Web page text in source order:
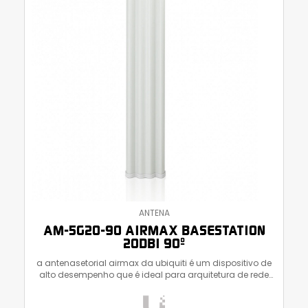
ANTENA
AM-5G20-90 AIRMAX BASESTATION
20DBI 90º
a antenasetorial airmax da ubiquiti é um dispositivo de
alto desempenho que é ideal para arquitetura de rede
antena setorial airmax 5g20-90 permite alcançar a